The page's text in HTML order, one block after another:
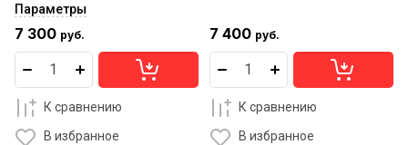
Параметры
7 300 руб.
К сравнению
В избранное
7 400 руб.
К сравнению
В избранное